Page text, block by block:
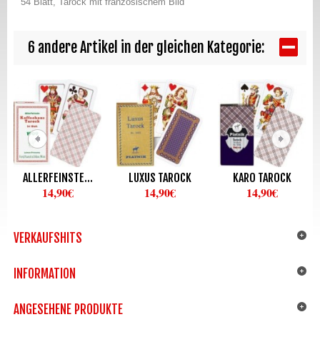
6 andere Artikel in der gleichen Kategorie:
ALLERFEINSTE...
14,90€
LUXUS TAROCK
14,90€
KARO TAROCK
14,90€
VERKAUFSHITS
INFORMATION
ANGESEHENE PRODUKTE